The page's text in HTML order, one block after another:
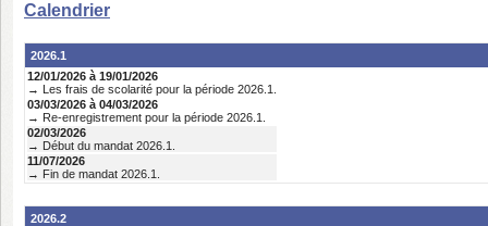
Calendrier
2026.1
12/01/2026 à 19/01/2026
→ Les frais de scolarité pour la période 2026.1.
03/03/2026 à 04/03/2026
→ Re-enregistrement pour la période 2026.1.
02/03/2026
→ Début du mandat 2026.1.
11/07/2026
→ Fin de mandat 2026.1.
2026.2